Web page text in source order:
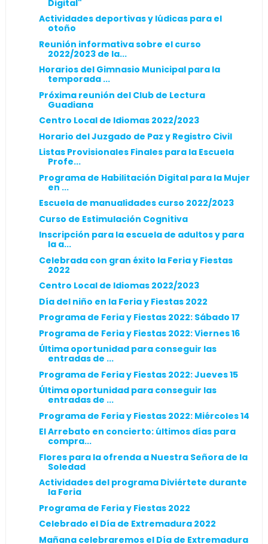
Digital"
Actividades deportivas y lúdicas para el
otoño
Reunión informativa sobre el curso
2022/2023 de la...
Horarios del Gimnasio Municipal para la
temporada ...
Próxima reunión del Club de Lectura
Guadiana
Centro Local de Idiomas 2022/2023
Horario del Juzgado de Paz y Registro Civil
Listas Provisionales Finales para la Escuela
Profe...
Programa de Habilitación Digital para la Mujer
en ...
Escuela de manualidades curso 2022/2023
Curso de Estimulación Cognitiva
Inscripción para la escuela de adultos y para
la a...
Celebrada con gran éxito la Feria y Fiestas
2022
Centro Local de Idiomas 2022/2023
Día del niño en la Feria y Fiestas 2022
Programa de Feria y Fiestas 2022: Sábado 17
Programa de Feria y Fiestas 2022: Viernes 16
Última oportunidad para conseguir las
entradas de ...
Programa de Feria y Fiestas 2022: Jueves 15
Última oportunidad para conseguir las
entradas de ...
Programa de Feria y Fiestas 2022: Miércoles 14
El Arrebato en concierto: últimos días para
compra...
Flores para la ofrenda a Nuestra Señora de la
Soledad
Actividades del programa Diviértete durante
la Feria
Programa de Feria y Fiestas 2022
Celebrado el Día de Extremadura 2022
Mañana celebraremos el Día de Extremadura